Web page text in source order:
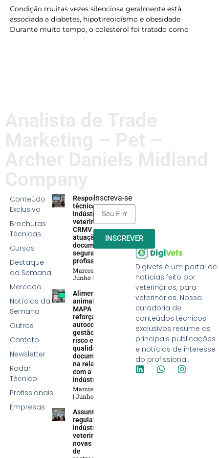
Condição muitas vezes silenciosa geralmente está
associada a diabetes, hipotireoidismo e obesidade
Durante muito tempo, o colesterol foi tratado como
Digivets é um portal de
notícias feito por
veterinários, para
veterinários. Nossa
curadoria de
conteúdos técnicos
exclusivos resume as
principais publicações
e notícias de interesse
do profissional.
Conteúdo
Exclusivo
Brochuras
Técnicas
Cursos
Destaque
da Semana
Mercado
Notícias da
Semana
Outros
Contato
Newsletter
Radar
Técnico
Profissionais
Empresas
Responsabilidade
técnica na
indústria
veterinária:
CRMV reforça
atuação efetiva,
documentação e
segurança
profissional
Marcos Soares
Junho 5, 2026
Alimentação
animal:
MAPA
reforça
autocontrole,
gestão de
risco e
qualidade
documental
na relação
com a
indústria
Marcos Soares
Junho 5, 2026
Assuntos
regulatórios na
indústria
veterinária:
novas demandas
de
Inscreva-se
INSCREVER